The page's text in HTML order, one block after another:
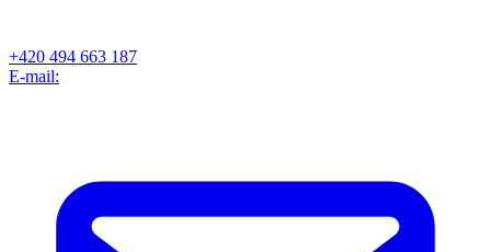
+420 494 663 187
E-mail: